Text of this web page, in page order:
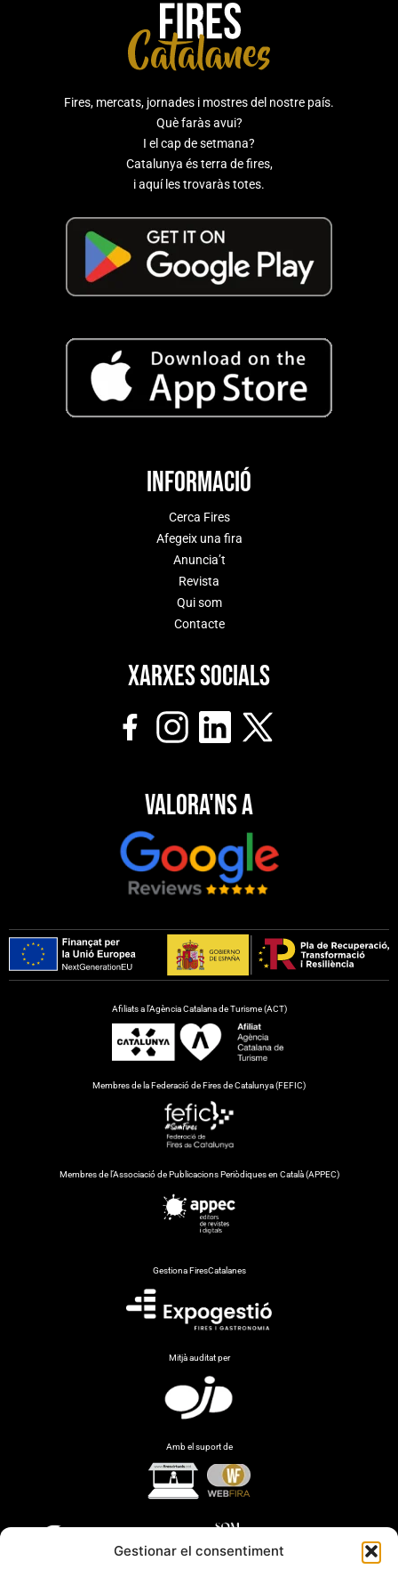
Gestionar el consentiment
Fires, mercats, jornades i mostres del nostre país.
Què faràs avui?
I el cap de setmana?
Catalunya és terra de fires,
i aquí les trovaràs totes.
Informació
Cerca Fires
Afegeix una fira
Anuncia’t
Revista
Qui som
Contacte
Xarxes socials
Valora'ns a
Afiliats a l’Agència Catalana de Turisme (ACT)
Membres de la Federació de Fires de Catalunya (FEFIC)
Membres de l’Associació de Publicacions Periòdiques en Català (APPEC)
Gestiona FiresCatalanes
Mitjà auditat per
Amb el suport de